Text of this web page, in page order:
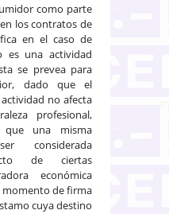
como parte
los contratos de
en el caso de
es una actividad
se prevea para
dado que el
no afecta
profesional,
una misma
considerada
de ciertas
económica
momento de firma
cuya destino